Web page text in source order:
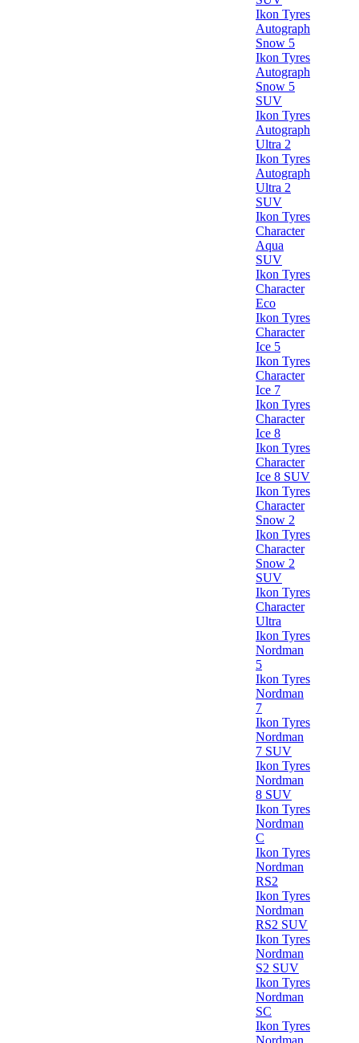
Ikon Tyres
Autograph
Snow 5
Ikon Tyres
Autograph
Snow 5
SUV
Ikon Tyres
Autograph
Ultra 2
Ikon Tyres
Autograph
Ultra 2
SUV
Ikon Tyres
Character
Aqua
SUV
Ikon Tyres
Character
Eco
Ikon Tyres
Character
Ice 5
Ikon Tyres
Character
Ice 7
Ikon Tyres
Character
Ice 8
Ikon Tyres
Character
Ice 8 SUV
Ikon Tyres
Character
Snow 2
Ikon Tyres
Character
Snow 2
SUV
Ikon Tyres
Character
Ultra
Ikon Tyres
Nordman
5
Ikon Tyres
Nordman
7
Ikon Tyres
Nordman
7 SUV
Ikon Tyres
Nordman
8 SUV
Ikon Tyres
Nordman
C
Ikon Tyres
Nordman
RS2
Ikon Tyres
Nordman
RS2 SUV
Ikon Tyres
Nordman
S2 SUV
Ikon Tyres
Nordman
SC
Ikon Tyres
Nordman